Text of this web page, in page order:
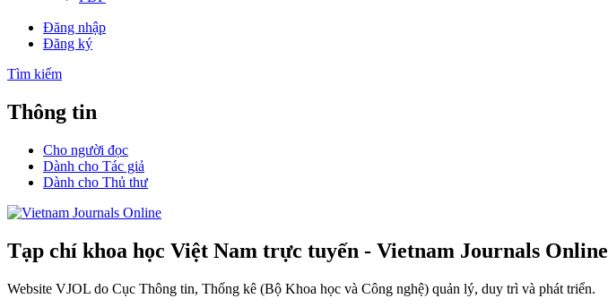
Đăng nhập
Đăng ký
Tìm kiếm
Thông tin
Cho người đọc
Dành cho Tác giả
Dành cho Thủ thư
Tạp chí khoa học Việt Nam trực tuyến - Vietnam Journals Online
Website VJOL do Cục Thông tin, Thống kê (Bộ Khoa học và Công nghệ) quản lý, duy trì và phát triển.